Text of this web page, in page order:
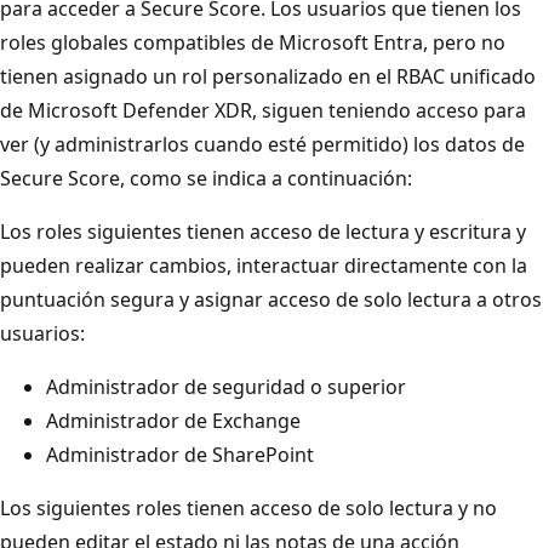
para acceder a Secure Score. Los usuarios que tienen los
roles globales compatibles de Microsoft Entra, pero no
tienen asignado un rol personalizado en el RBAC unificado
de Microsoft Defender XDR, siguen teniendo acceso para
ver (y administrarlos cuando esté permitido) los datos de
Secure Score, como se indica a continuación:
Los roles siguientes tienen acceso de lectura y escritura y
pueden realizar cambios, interactuar directamente con la
puntuación segura y asignar acceso de solo lectura a otros
usuarios:
Administrador de seguridad o superior
Administrador de Exchange
Administrador de SharePoint
Los siguientes roles tienen acceso de solo lectura y no
pueden editar el estado ni las notas de una acción